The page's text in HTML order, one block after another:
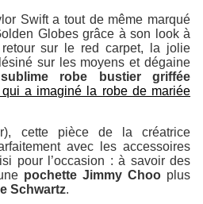
Swift a tout de même marqué
Globes grâce à son look à
sur le red carpet, la jolie
sur les moyens et dégaine
robe bustier griffée
a imaginé la robe de mariée
cette pièce de la créatrice
avec les accessoires
pour l’occasion : à savoir des
pochette Jimmy Choo plus
Schwartz.